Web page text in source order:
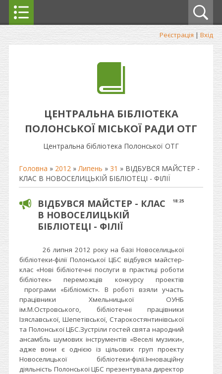
Реєстрація | Вхід
ЦЕНТРАЛЬНА БІБЛІОТЕКА
ПОЛОНСЬКОЇ МІСЬКОЇ РАДИ ОТГ
Центральна бібліотека Полонської ОТГ
Головна » 2012 » Липень » 31 » ВІДБУВСЯ МАЙСТЕР -
КЛАС В НОВОСЕЛИЦЬКІЙ БІБЛІОТЕЦІ - ФІЛІЇ
18:25
ВІДБУВСЯ МАЙСТЕР - КЛАС
В НОВОСЕЛИЦЬКІЙ
БІБЛІОТЕЦІ - ФІЛІЇ
26 липня 2012 року на базі Новоселицької
бібліотеки-філії Полонської ЦБС відбувся майстер-
клас «Нові бібліотечні послуги в практиці роботи
бібліотек» переможців конкурсу проектів
програми «Бібліоміст». В роботі взяли участь
працівники Хмельницької ОУНБ
ім.М.Островського, бібліотечні працівники
Ізяславської, Шепетівської, Старокостянтинівської
та Полонської ЦБС.Зустріли гостей свята народний
ансамбль шумових інструментів «Веселі музики»,
адже вони є однією із цільових груп проекту
Новоселицької бібліотеки-філії.Інноваційну
діяльність Полонської ЦБС презентувала директор